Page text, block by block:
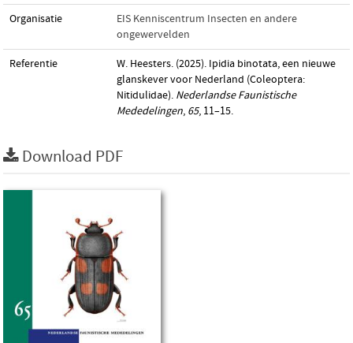
Organisatie
EIS Kenniscentrum Insecten en andere
ongewervelden
Referentie
W. Heesters. (2025). Ipidia binotata, een nieuwe
glanskever voor Nederland (Coleoptera:
Nitidulidae). Nederlandse Faunistische
Mededelingen, 65, 11–15.
Download PDF